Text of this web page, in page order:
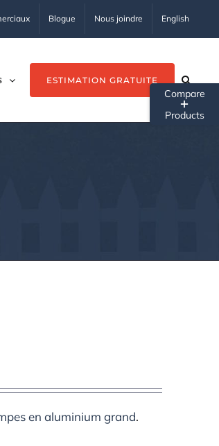
Blogue Nous joindre English
ESTIMATION GRATUITE
en aluminium grand.